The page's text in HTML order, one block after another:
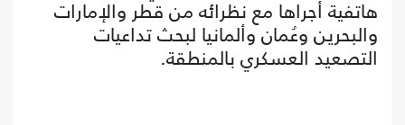
هاتفية أجراها مع نظرائه من قطر والإمارات
والبحرين وعُمان وألمانيا لبحث تداعيات
التصعيد العسكري بالمنطقة.